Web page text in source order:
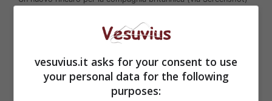
vesuvius.it asks for your consent to use
your personal data for the following
purposes: